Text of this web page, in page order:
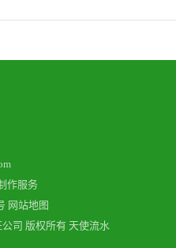
作服务
网站地图
司 版权所有天使流水